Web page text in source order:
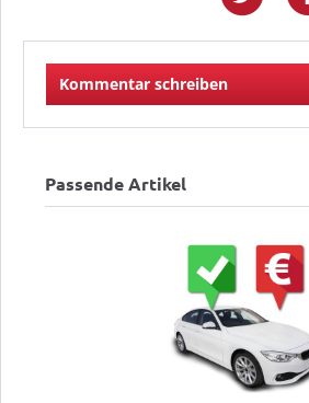
Kommentar schreiben
Passende Artikel